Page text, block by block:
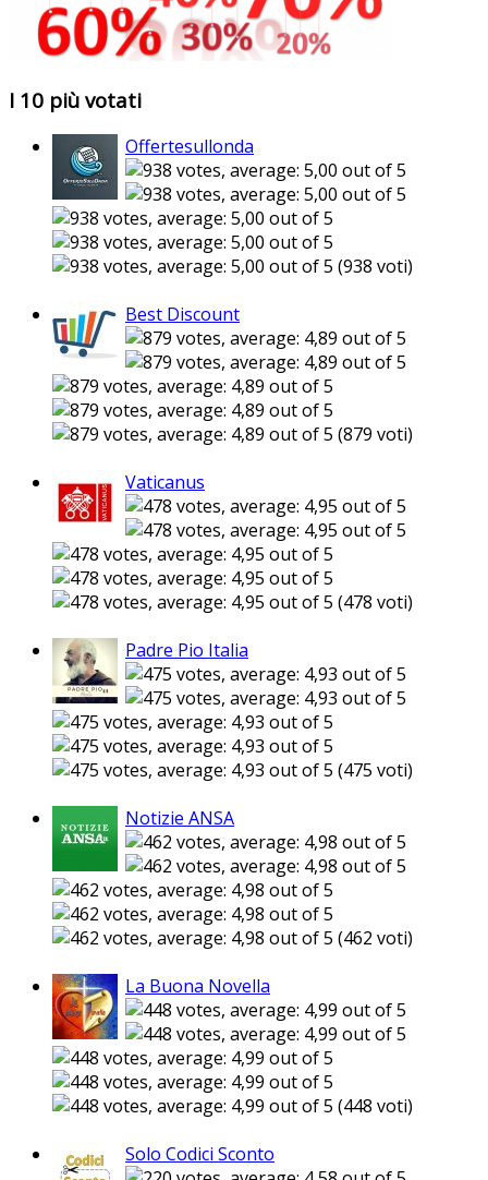
I 10 più votati
Offertesullonda
(938 voti)
Best Discount
(879 voti)
Vaticanus
(478 voti)
Padre Pio Italia
(475 voti)
Notizie ANSA
(462 voti)
La Buona Novella
(448 voti)
Solo Codici Sconto